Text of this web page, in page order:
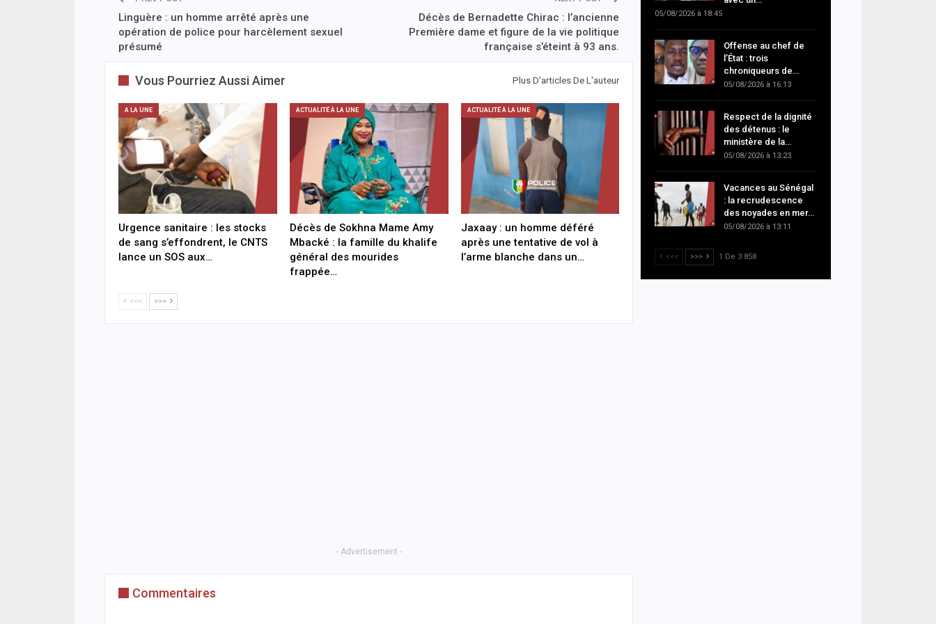
Linguère : un homme arrêté après une
opération de police pour harcèlement sexuel
présumé
Décès de Bernadette Chirac : l’ancienne
Première dame et figure de la vie politique
française s’éteint à 93 ans.
Vous Pourriez Aussi Aimer Plus D'articles De L'auteur
A LA UNE
Urgence sanitaire : les stocks
de sang s’effondrent, le CNTS
lance un SOS aux…
ACTUALITÉ À LA UNE
Décès de Sokhna Mame Amy
Mbacké : la famille du khalife
général des mourides
frappée…
ACTUALITÉ À LA UNE
Jaxaay : un homme déféré
après une tentative de vol à
l’arme blanche dans un…
<<< >>>
- Advertisement -
Commentaires
05/08/2026 à 18:45
Offense au chef de
l’État : trois
chroniqueurs de…
05/08/2026 à 16:13
Respect de la dignité
des détenus : le
ministère de la…
05/08/2026 à 13:23
Vacances au Sénégal
: la recrudescence
des noyades en mer…
05/08/2026 à 13:11
<<< >>> 1 De 3 858